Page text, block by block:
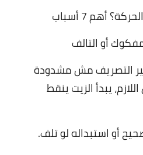
أهم 7 أسباب
التصريف مش مشدودة
يبدأ الزيت ينقط
أو استبداله لو تلف.